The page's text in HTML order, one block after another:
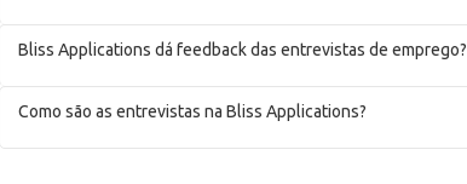
Bliss Applications dá feedback das entrevistas de emprego?
Como são as entrevistas na Bliss Applications?